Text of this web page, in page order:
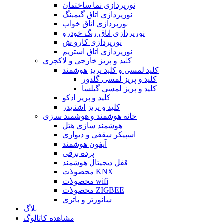
نورپردازی نما ساختمان
نورپردازی اتاق گیمینگ
نورپردازی اتاق خواب
نورپردازی اتاق رنگ خودرو
نورپردازی کارواش
نورپردازی اتاق استریم
کلید و پریز خارجی و لاکچری
کلید لمسی و کلید پریز هوشمند
کلید و پریز لمسی گلدور
کلید و پریز لمسی گیلسا
کلید و پریز ادکو
کلید و پریز اشنایدر
خانه هوشمند و هوشمند سازی
هوشمند سازی هتل
اسپیکر سقفی و دیواری
آیفون هوشمند
پرده برقی
قفل دیجیتال هوشمند
محصولات KNX
محصولات wifi
محصولات ZIGBEE
سانورتر و باتری
بلاگ
مشاهده کاتالوگ